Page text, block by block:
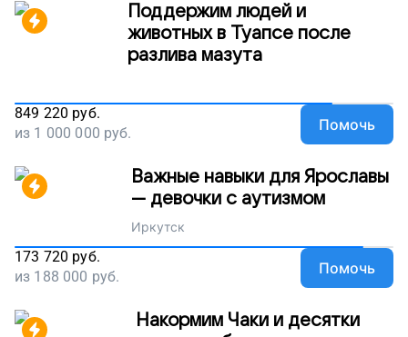
Поддержим людей и
животных в Туапсе после
разлива мазута
849 220 руб.
из 1 000 000 руб. Помочь
Важные навыки для Ярославы
— девочки с аутизмом
Иркутск
173 720 руб.
из 188 000 руб. Помочь
Накормим Чаки и десятки